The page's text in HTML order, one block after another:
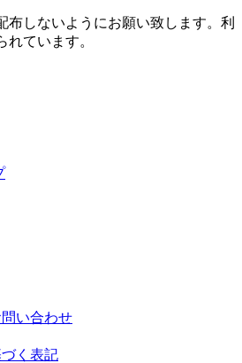
布しないようにお願い致します。利
れています。
い合わせ
く表記